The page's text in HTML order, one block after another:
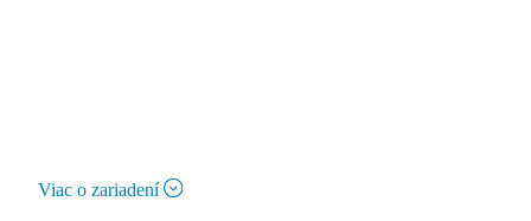
Viac o zariadení